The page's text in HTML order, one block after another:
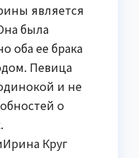
является
была
оба ее брака
Певица
и не
о
Круг